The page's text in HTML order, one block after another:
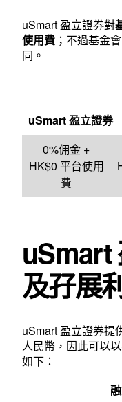
uSmart 盈立證券對
使用費 ；不過基金
同。
uSmart盈立證券
0%佣金 +
HK$0 平台使用
費
uSmart
及孖展
uSmart 盈立證券提
人民幣，因此可以
如下：